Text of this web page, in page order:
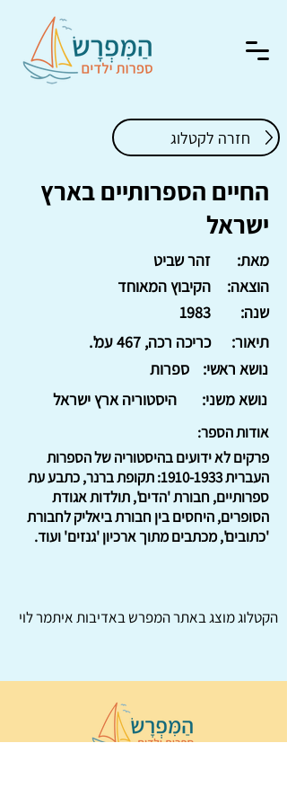
חזרה לקטלוג
החיים הספרותיים בארץ
ישראל
זהר שביט
מאת:
הקיבוץ המאוחד
הוצאה:
1983
שנה:
כריכה רכה, 467 עמ'.
תיאור:
ספרות
נושא ראשי:
היסטוריה ארץ ישראל
נושא משני:
אודות הספר:
פרקים לא ידועים בהיסטוריה של הספרות
העברית1910-1933: תקופת ברנר, כתבע עת
ספרותיים, חבורת 'הדים', תולדות אגודת
הסופרים, היחסים בין חבורת ביאליק לחבורת
'כתובים', מכתבים מתוך ארכיון 'גנזים' ועוד.
הקטלוג מוצג באתרהמפרשבאדיבות איתמר לוי